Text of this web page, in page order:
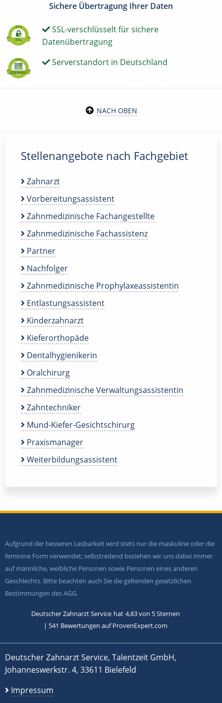
Sichere Übertragung Ihrer Daten
SSL-verschlüsselt für sichere
Datenübertragung
Serverstandort in Deutschland
NACH OBEN
Stellenangebote nach Fachgebiet
Zahnarzt
Vorbereitungsassistent
Zahnmedizinische Fachangestellte
Zahnmedizinische Fachassistenz
Partner
Nachfolger
Zahnmedizinische Prophylaxeassistentin
Entlastungsassistent
Kinderzahnarzt
Kieferorthopäde
Dentalhygienikerin
Oralchirurg
Zahnmedizinische Verwaltungsassistentin
Zahntechniker
Mund-Kiefer-Gesichtschirurg
Praxismanager
Weiterbildungsassistent
Aufgrund der besseren Lesbarkeit wird stets nur die maskuline oder die
feminine Form verwendet; selbstredend beziehen wir uns dabei immer
auf männliche, weibliche Personen sowie Personen eines anderen
Geschlechts. Bitte beachten auch Sie die geltenden gesetzlichen
Bestimmungen des AGG.
Deutscher Zahnarzt Service hat 4,83von 5Sternen
| 541 Bewertungen auf ProvenExpert.com
Deutscher Zahnarzt Service, Talentzeit GmbH,
Johanneswerkstr. 4, 33611 Bielefeld
Impressum